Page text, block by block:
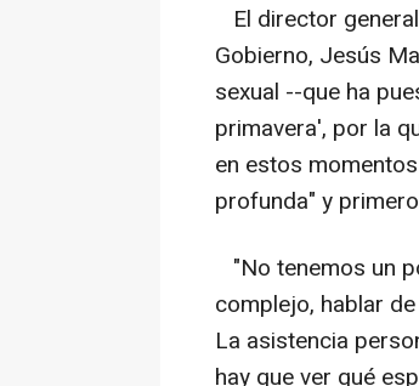
El director
Gobierno, Jesús
sexual --que ha
primavera', por la
en estos
profunda" y
"No tenemos un
complejo, hablar
La asistencia
hay que ver qué